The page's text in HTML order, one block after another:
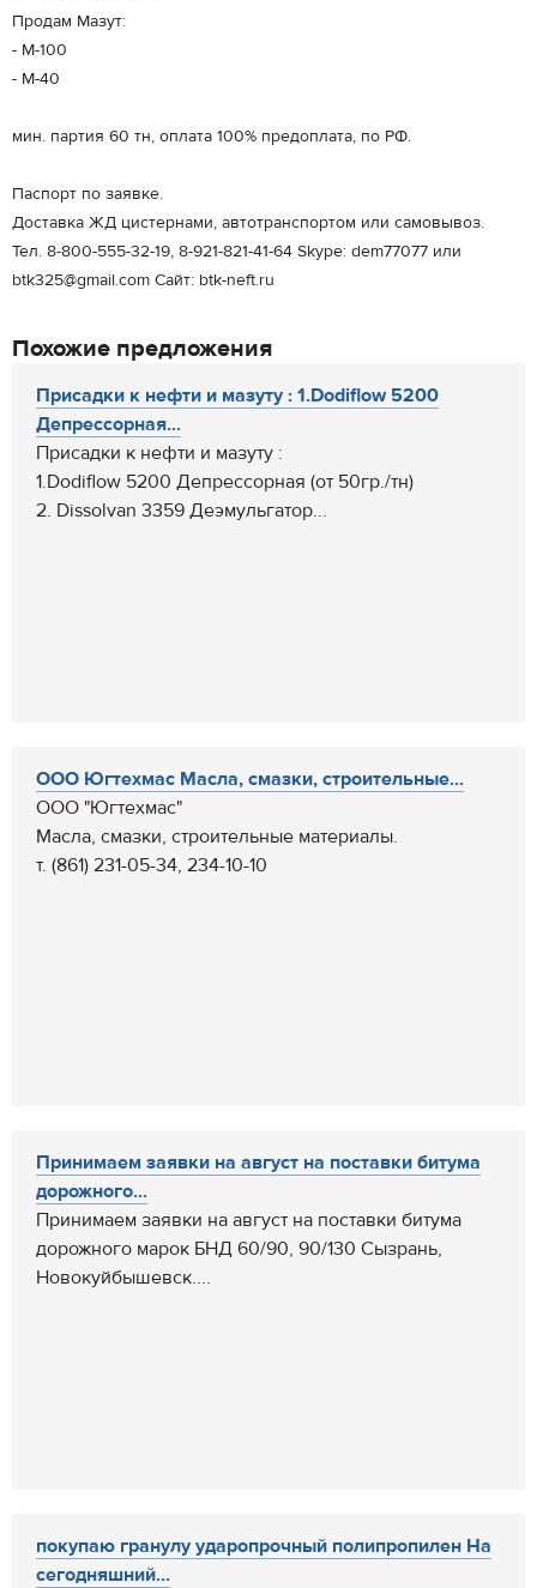
Продам Мазут:
- М-100
- М-40
мин. партия 60 тн, оплата 100% предоплата, по РФ.
Паспорт по заявке.
Доставка ЖД цистернами, автотранспортом или самовывоз.
Тел. 8-800-555-32-19, 8-921-821-41-64 Skype: dem77077 или
btk325@gmail.com Cайт: btk-neft.ru
Похожие предложения
Присадки к нефти и мазуту : 1.Dodiflow 5200
Депрессорная...
Присадки к нефти и мазуту :
1.Dodiflow 5200 Депрессорная (от 50гр./тн)
2. Dissolvan 3359 Деэмульгатор...
ООО Югтехмас Масла, смазки, строительные...
ООО "Югтехмас"
Масла, смазки, строительные материалы.
т. (861) 231-05-34, 234-10-10
Принимаем заявки на август на поставки битума
дорожного...
Принимаем заявки на август на поставки битума
дорожного марок БНД 60/90, 90/130 Сызрань,
Новокуйбышевск....
покупаю гранулу ударопрочный полипропилен На
сегодняшний...